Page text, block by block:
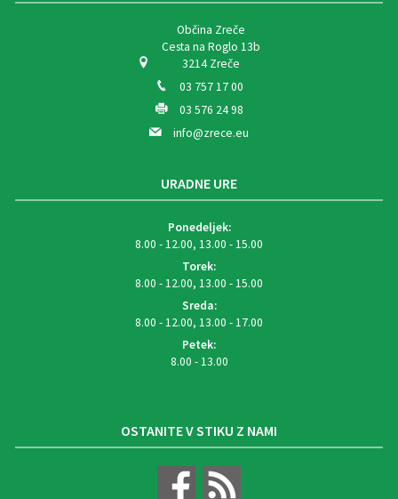
Občina Zreče
Cesta na Roglo 13b
3214 Zreče
03 757 17 00
03 576 24 98
info@zrece.eu
URADNE URE
Ponedeljek:
8.00 - 12.00, 13.00 - 15.00
Torek:
8.00 - 12.00, 13.00 - 15.00
Sreda:
8.00 - 12.00, 13.00 - 17.00
Petek:
8.00 - 13.00
OSTANITE V STIKU Z NAMI